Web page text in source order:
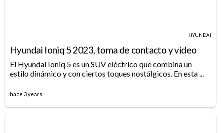
HYUNDAI
Hyundai Ioniq 5 2023, toma de contacto y video
El Hyundai Ioniq 5 es un SUV eléctrico que combina un
estilo dinámico y con ciertos toques nostálgicos. En esta ...
hace 3 years